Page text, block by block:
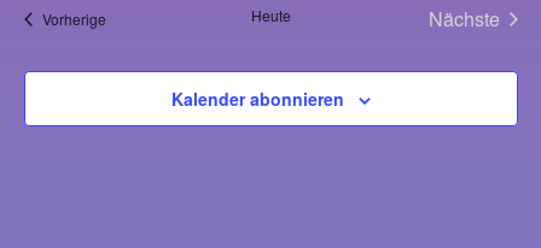
VorherigeVeranstaltungen Heute Nächste
Kalender abonnieren